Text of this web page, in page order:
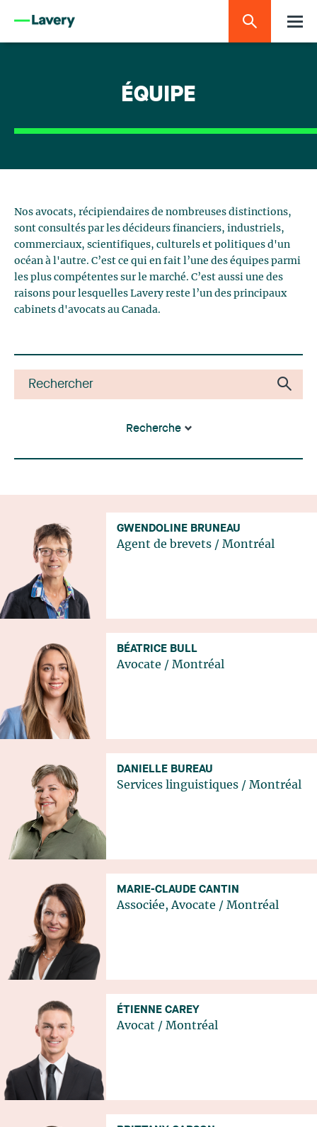
ÉQUIPE
Nos avocats, récipiendaires de nombreuses distinctions,
sont consultés par les décideurs financiers, industriels,
commerciaux, scientifiques, culturels et politiques d'un
océan à l'autre. C’est ce qui en fait l’une des équipes parmi
les plus compétentes sur le marché. C’est aussi une des
raisons pour lesquelles Lavery reste l’un des principaux
cabinets d'avocats au Canada.
Recherche
GWENDOLINE BRUNEAU
Agent de brevets / Montréal
BÉATRICE BULL
Avocate / Montréal
DANIELLE BUREAU
Services linguistiques / Montréal
MARIE-CLAUDE CANTIN
Associée, Avocate / Montréal
ÉTIENNE CAREY
Avocat / Montréal